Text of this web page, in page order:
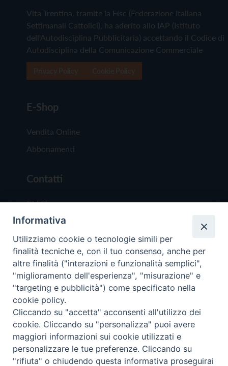
Vita Trentina, tramite la Fisc (Federazione Italiana
Settimanali Cattolici), ha aderito allo IAP (Istituto
dell'Autodisciplina Pubblicitaria) accettando il Codice di
Autodisciplina della Comunicazione Commerciale
E-Shop
Vendita Online
Abbonamenti
Contatti
Chi Siamo
Redazione
Scrivici
Copyright © 2019 - Tutti i diritti riservati - Vita
Trentina Editrice
Privacy Policy
Torna
Informativa
Utilizziamo cookie o tecnologie simili per
finalità tecniche e, con il tuo consenso, anche per
altre finalità ("interazioni e funzionalità semplici",
"miglioramento dell'esperienza", "misurazione" e
"targeting e pubblicità") come specificato nella
cookie policy.
Cliccando su "accetta" acconsenti all'utilizzo dei
cookie. Cliccando su "personalizza" puoi avere
maggiori informazioni sui cookie utilizzati e
personalizzare le tue preferenze. Cliccando su
"rifiuta" o chiudendo questa informativa proseguirai